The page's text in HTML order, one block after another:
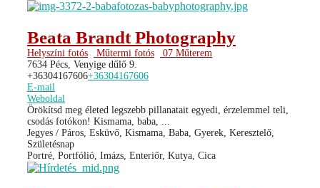
Beata Brandt Photography
Helyszíni fotós Műtermi fotós
07 Műterem
7634 Pécs, Venyige dűlő 9.
+36304167606+36304167606
E-mail
Weboldal
Örökítsd meg életed legszebb pillanatait egyedi, érzelemmel teli,
csodás fotókon! Kismama, baba, ...
Jegyes / Páros, Esküvő, Kismama, Baba, Gyerek, Keresztelő,
Születésnap
Portré, Portfólió, Imázs, Enteriőr, Kutya, Cica